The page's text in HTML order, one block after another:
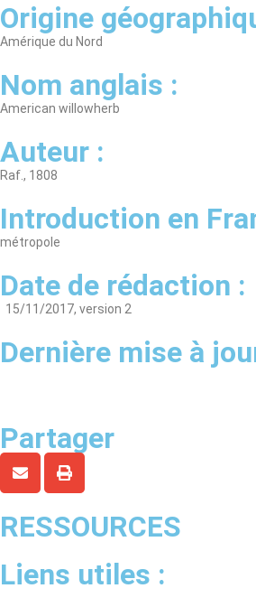
Origine
Amérique du Nord
Nom anglais :
American willowherb
Auteur :
Raf., 1808
Introduction en
métropole
Date de rédaction :
15/11/2017, version 2
Dernière mise à
Partager
RESSOURCES
Liens utiles :